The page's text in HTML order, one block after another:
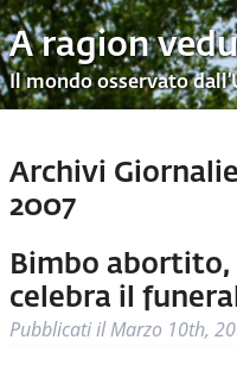
A ragion
Il mondo osservato
Archivi
2007
Bimbo abortito,
celebra il
Pubblicati ilMarzo 10th,